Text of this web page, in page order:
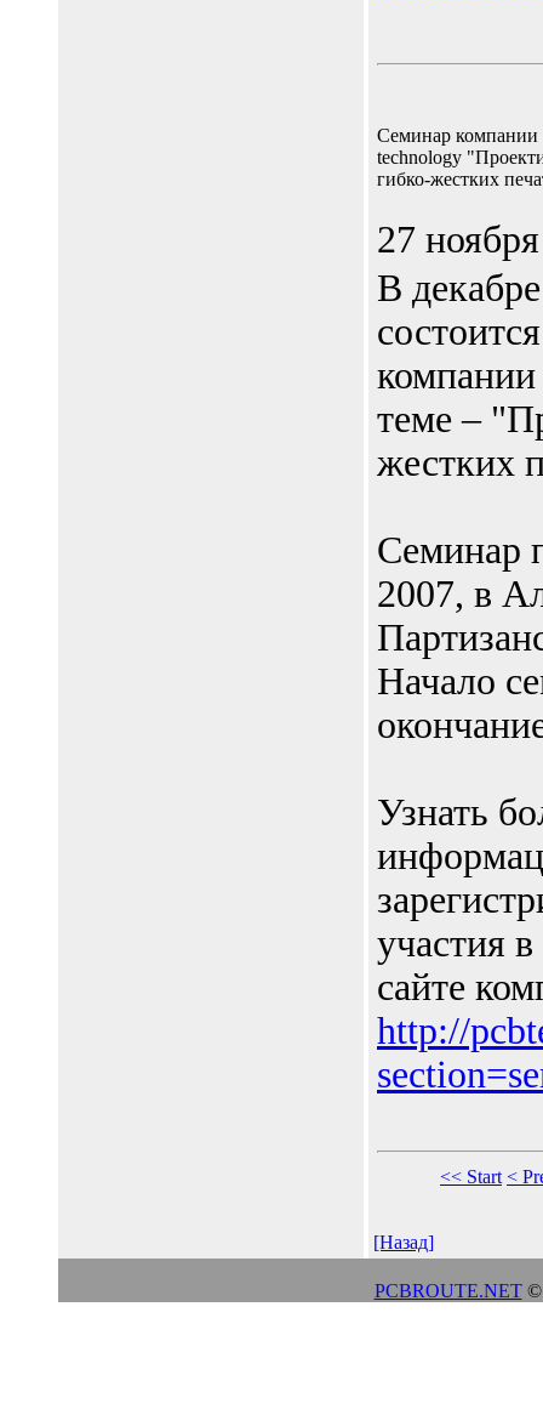
Cеминар компании
technology
гибко-жестких
27
В
теме –
жестких
Семинар
2007, в
Начало
Узнать
участия
сайте
http://
<< Start <
[Назад]
PCBROUTE.NET©